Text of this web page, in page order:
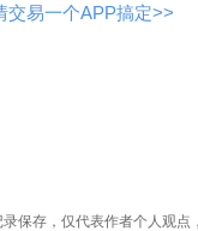
交易一个APP搞定>>
保存，仅代表作者个人观